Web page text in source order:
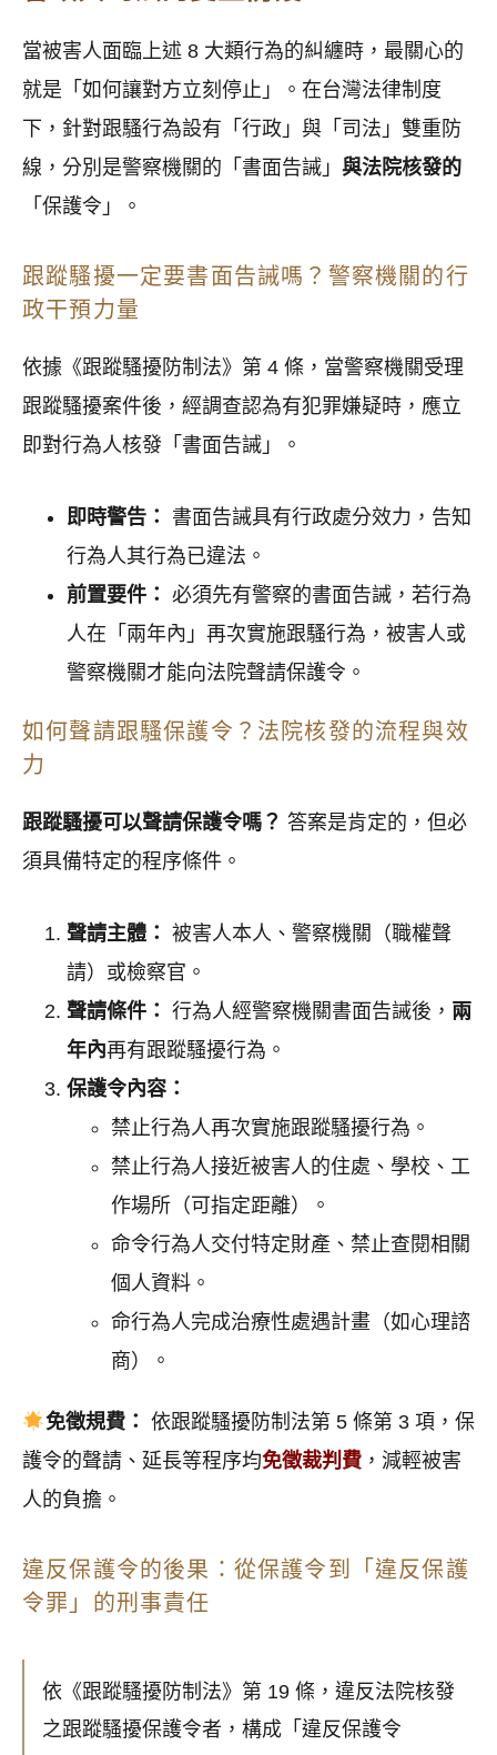
當被害人面臨上述 8 大類行為的糾纏時，最關心的
就是「如何讓對方立刻停止」。在台灣法律制度
下，針對跟騷行為設有「行政」與「司法」雙重防
線，分別是警察機關的「書面告誡」 與法院核發的
「保護令」。
跟蹤騷擾一定要書面告誡嗎？警察機關的行
政干預力量
依據《跟蹤騷擾防制法》第 4 條，當警察機關受理
跟蹤騷擾案件後，經調查認為有犯罪嫌疑時，應立
即對行為人核發「書面告誡」。
即時警告：
書面告誡具有行政處分效力，告知
行為人其行為已違法。
前置要件： 必須先有警察的書面告誡，若行為
人在「兩年內」再次實施跟騷行為，被害人或
警察機關才能向法院聲請保護令。
如何聲請跟騷保護令？法院核發的流程與效
力
跟蹤騷擾可以聲請保護令嗎？ 答案是肯定的，但必
須具備特定的程序條件。
聲請主體： 被害人本人、警察機關（職權聲
請）或檢察官。
聲請條件： 行為人經警察機關書面告誡後， 兩
年內再有跟蹤騷擾行為。
保護令內容：
禁止行為人再次實施跟蹤騷擾行為。
禁止行為人接近被害人的住處、學校、工
作場所（可指定距離）。
命令行為人交付特定財產、禁止查閱相關
個人資料。
命行為人完成治療性處遇計畫（如心理諮
商）。
免徵規費： 依跟蹤騷擾防制法第 5 條第 3 項，保
護令的聲請、延長等程序均免徵裁判費 ，減輕被害
人的負擔。
違反保護令的後果：從保護令到「違反保護
令罪」的刑事責任
依《跟蹤騷擾防制法》第 19 條，違反法院核發
之跟蹤騷擾保護令者，構成「違反保護令